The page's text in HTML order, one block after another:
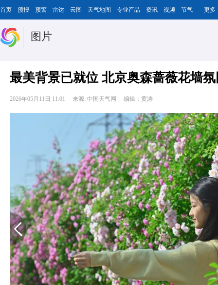
首页 预报 预警 雷达 云图 天气地图 专业产品 资讯 视频 节气 更多
图片
最美背景已就位 北京奥森蔷薇花墙
2026年05月11日 11:01 来源: 中国天气网 编辑：黄涛